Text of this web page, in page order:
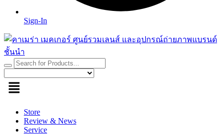
Sign-In
Store
Review & News
Service